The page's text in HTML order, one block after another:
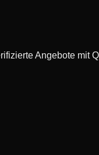
Angebote mit